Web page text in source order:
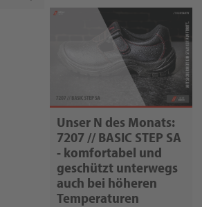
Unser N des Monats:
7207 // BASIC STEP SA
- komfortabel und
geschützt unterwegs
auch bei höheren
Temperaturen